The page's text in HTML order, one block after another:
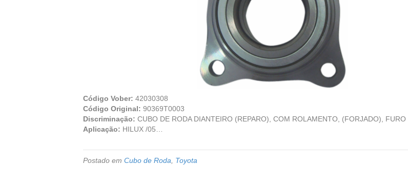
Código Vober: 42030308
Código Original: 90369T0003
Discriminação: CUBO DE RODA DIANTEIRO (REPARO), COM ROLAMENTO, (FORJADO),
Aplicação: HILUX /05…
Postado em Cubo de Roda Toyota